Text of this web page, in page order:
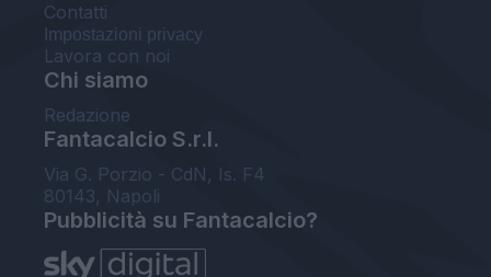
Contatti
Impostazioni privacy
Lavora con noi
Chi siamo
Redazione
Fantacalcio S.r.l.
Via G. Porzio - CdN, Is. F4
80143, Napoli
Pubblicità su Fantacalcio?